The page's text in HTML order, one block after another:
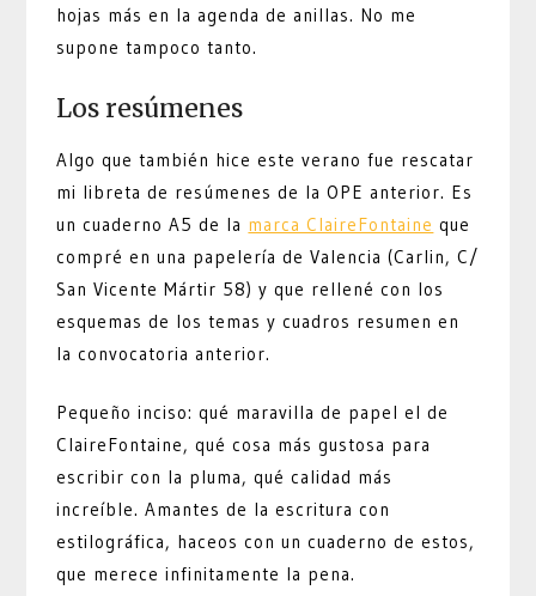
hojas más en la agenda de anillas. No me
supone tampoco tanto.
Los resúmenes
Algo que también hice este verano fue rescatar
mi libreta de resúmenes de la OPE anterior. Es
un cuaderno A5 de la marca ClaireFontaine que
compré en una papelería de Valencia (Carlin, C/
San Vicente Mártir 58) y que rellené con los
esquemas de los temas y cuadros resumen en
la convocatoria anterior.
Pequeño inciso: qué maravilla de papel el de
ClaireFontaine, qué cosa más gustosa para
escribir con la pluma, qué calidad más
increíble. Amantes de la escritura con
estilográfica, haceos con un cuaderno de estos,
que merece infinitamente la pena.